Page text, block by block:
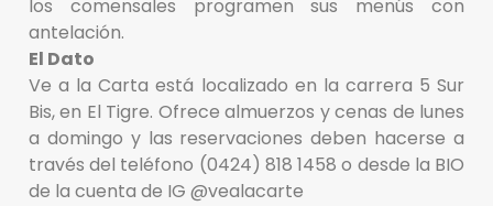
los comensales programen sus menús con
antelación.
El Dato
Ve a la Carta está localizado en la carrera 5 Sur
Bis, en El Tigre. Ofrece almuerzos y cenas de lunes
a domingo y las reservaciones deben hacerse a
través del teléfono (0424) 818 1458 o desde la BIO
de la cuenta de IG @vealacarte